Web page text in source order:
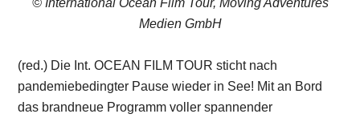
© International Ocean Film Tour, Moving Adventures
Medien GmbH
(red.) Die Int. OCEAN FILM TOUR sticht nach
pandemiebedingter Pause wieder in See! Mit an Bord
das brandneue Programm voller spannender